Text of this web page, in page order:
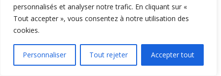
personnalisés et analyser notre trafic. En cliquant sur «
Tout accepter », vous consentez à notre utilisation des
cookies.
Personnaliser Tout rejeter Accepter tout
r
t